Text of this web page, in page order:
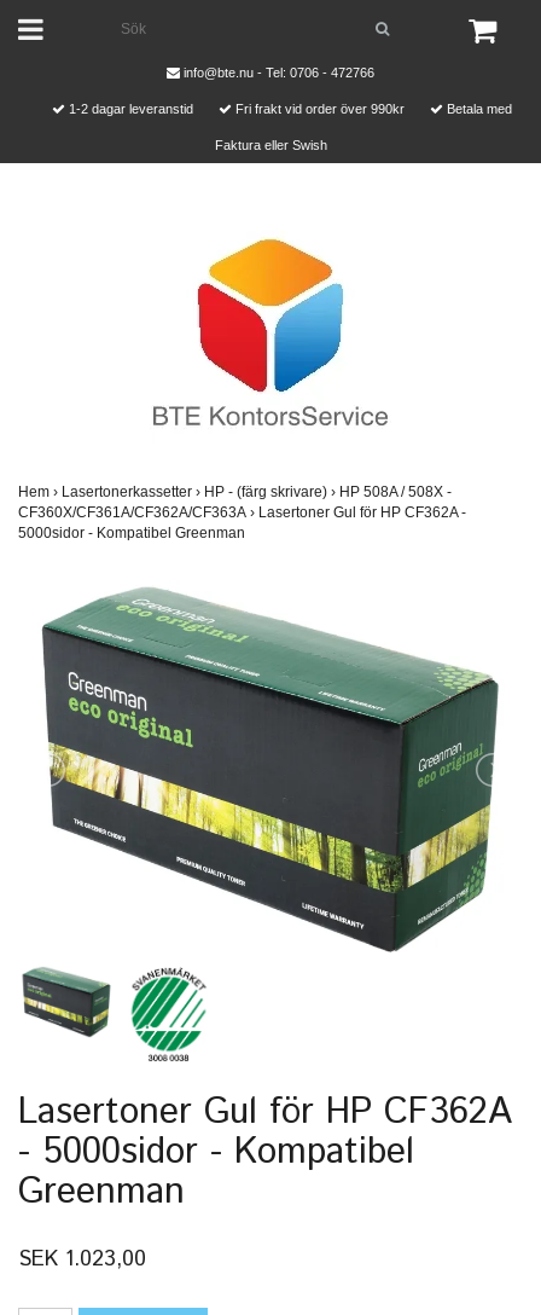
info@bte.nu - Tel: 0706 - 472766
1-2 dagar leveranstid Fri frakt vid order över 990kr Betala med
Faktura eller Swish
Hem › Lasertonerkassetter › HP - (färg skrivare) › HP 508A / 508X -
CF360X/CF361A/CF362A/CF363A › Lasertoner Gul för HP CF362A -
5000sidor - Kompatibel Greenman
Lasertoner Gul för HP CF362A
- 5000sidor - Kompatibel
Greenman
SEK 1.023,00